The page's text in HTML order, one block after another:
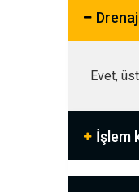
Evet,
İşlem